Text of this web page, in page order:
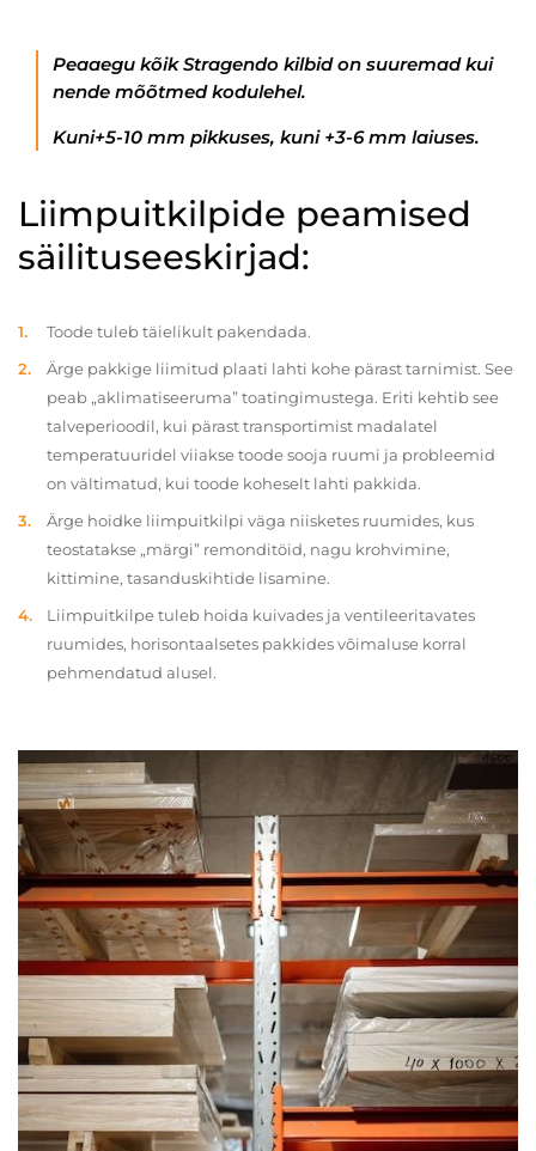
Peaaegu kõik Stragendo kilbid on suuremad kui
nende mõõtmed kodulehel.
Kuni+5-10 mm pikkuses, kuni +3-6 mm laiuses.
Liimpuitkilpide peamised
säilituseeskirjad:
Toode tuleb täielikult pakendada.
Ärge pakkige liimitud plaati lahti kohe pärast tarnimist. See
peab „aklimatiseeruma” toatingimustega. Eriti kehtib see
talveperioodil, kui pärast transportimist madalatel
temperatuuridel viiakse toode sooja ruumi ja probleemid
on vältimatud, kui toode koheselt lahti pakkida.
Ärge hoidke liimpuitkilpi väga niisketes ruumides, kus
teostatakse „märgi” remonditöid, nagu krohvimine,
kittimine, tasanduskihtide lisamine.
Liimpuitkilpe tuleb hoida kuivades ja ventileeritavates
ruumides, horisontaalsetes pakkides võimaluse korral
pehmendatud alusel.